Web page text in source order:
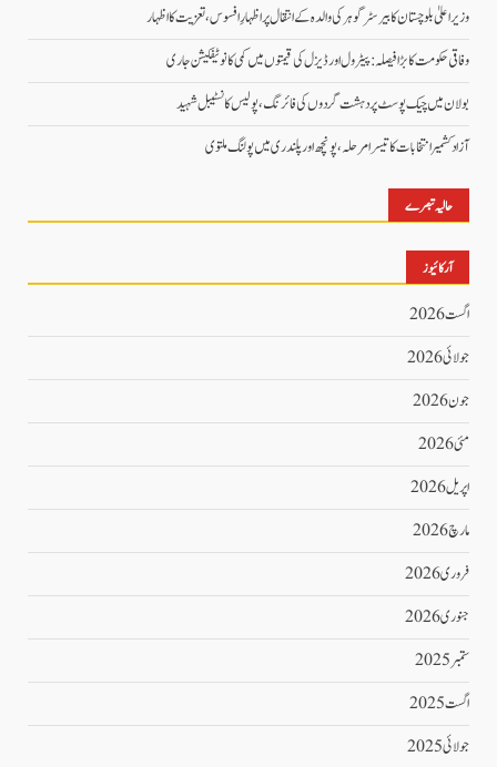
وزیر اعلیٰ بلوچستان کا بیرسٹر گوہر کی والدہ کے انتقال پر اظہارِ افسوس، تعزیت کا اظہار
وفاقی حکومت کا بڑا فیصلہ: پیٹرول اور ڈیزل کی قیمتوں میں کمی کا نوٹیفکیشن جاری
بولان میں چیک پوسٹ پر دہشت گردوں کی فائرنگ، پولیس کانسٹیبل شہید
آزاد کشمیر انتخابات کا تیسرا مرحلہ، پونچھ اور پلندری میں پولنگ ملتوی
حالیہ تبصرے
آرکائیوز
اگست 2026
جولائی 2026
جون 2026
مئی 2026
اپریل 2026
مارچ 2026
فروری 2026
جنوری 2026
ستمبر 2025
اگست 2025
جولائی 2025